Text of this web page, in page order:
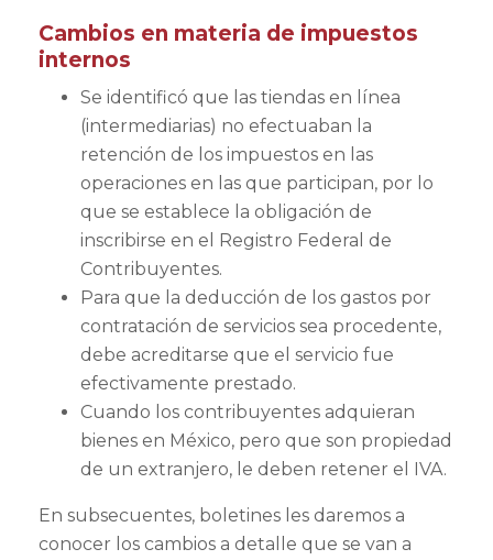
Cambios en materia de impuestos
internos
Se identificó que las tiendas en línea
(intermediarias) no efectuaban la
retención de los impuestos en las
operaciones en las que participan, por lo
que se establece la obligación de
inscribirse en el Registro Federal de
Contribuyentes.
Para que la deducción de los gastos por
contratación de servicios sea procedente,
debe acreditarse que el servicio fue
efectivamente prestado.
Cuando los contribuyentes adquieran
bienes en México, pero que son propiedad
de un extranjero, le deben retener el IVA.
En subsecuentes, boletines les daremos a
conocer los cambios a detalle que se van a